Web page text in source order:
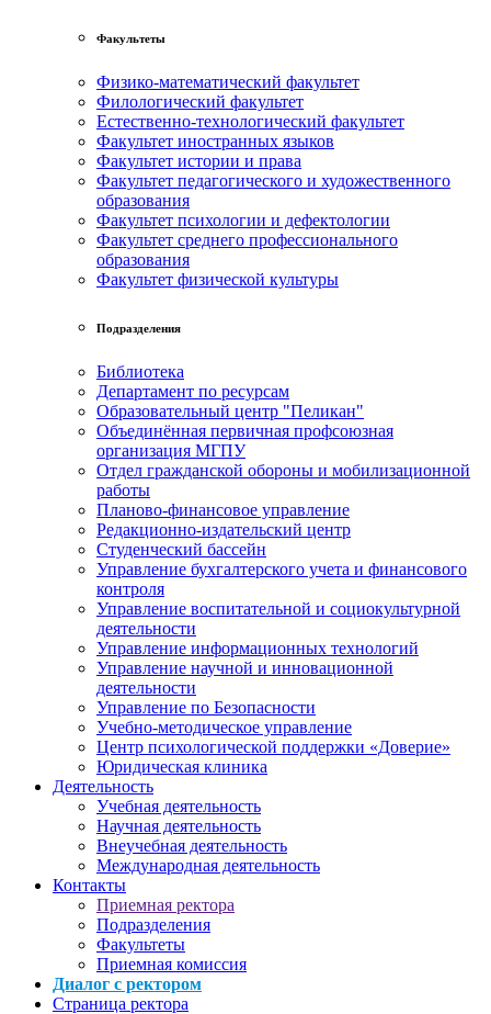
Факультеты
Физико-математический факультет
Филологический факультет
Естественно-технологический факультет
Факультет иностранных языков
Факультет истории и права
Факультет педагогического и художественного
образования
Факультет психологии и дефектологии
Факультет среднего профессионального
образования
Факультет физической культуры
Подразделения
Библиотека
Департамент по ресурсам
Образовательный центр "Пеликан"
Объединённая первичная профсоюзная
организация МГПУ
Отдел гражданской обороны и мобилизационной
работы
Планово-финансовое управление
Редакционно-издательский центр
Студенческий бассейн
Управление бухгалтерского учета и финансового
контроля
Управление воспитательной и социокультурной
деятельности
Управление информационных технологий
Управление научной и инновационной
деятельности
Управление по Безопасности
Учебно-методическое управление
Центр психологической поддержки «Доверие»
Юридическая клиника
Деятельность
Учебная деятельность
Научная деятельность
Внеучебная деятельность
Международная деятельность
Контакты
Приемная ректора
Подразделения
Факультеты
Приемная комиссия
Диалог с ректором
Страница ректора